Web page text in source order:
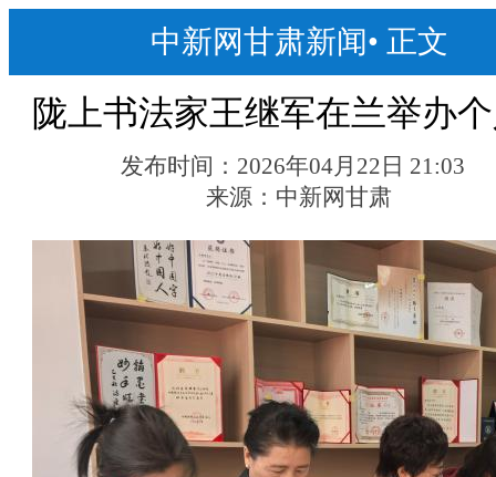
中新网甘肃新闻• 正文
陇上书法家王继军在兰举办
发布时间： 2026年04月22日 21:03
来源： 中新网甘肃